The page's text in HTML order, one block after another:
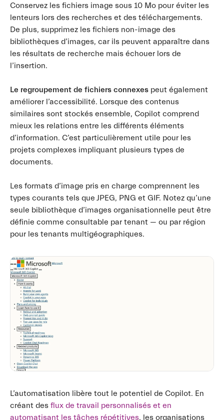
Conservez les fichiers image sous 10 Mo pour éviter les
lenteurs lors des recherches et des téléchargements.
De plus, supprimez les fichiers non-image des
bibliothèques d’images, car ils peuvent apparaître dans
les résultats de recherche mais échouer lors de
l’insertion.
Le regroupement de fichiers connexes peut également
améliorer l’accessibilité. Lorsque des contenus
similaires sont stockés ensemble, Copilot comprend
mieux les relations entre les différents éléments
d’information. C’est particulièrement utile pour les
projets complexes impliquant plusieurs types de
documents.
Les formats d’image pris en charge comprennent les
types courants tels que JPEG, PNG et GIF. Notez qu’une
seule bibliothèque d’images organisationnelle peut être
définie comme consultable par tenant — ou par région
pour les tenants multigéographiques.
L’automatisation libère tout le potentiel de Copilot. En
créant des flux de travail personnalisés et en
automatisant les tâches répétitives, les organisations